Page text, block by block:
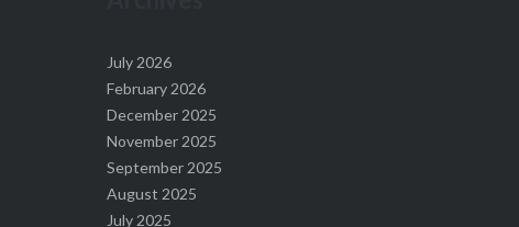
July 2026
February 2026
December 2025
November 2025
September 2025
August 2025
July 2025